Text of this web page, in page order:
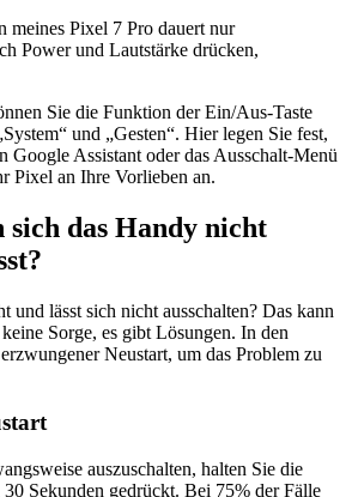
meines Pixel 7 Pro dauert nur
Power und Lautstärke drücken,
Sie die Funktion der Ein/Aus-Taste
und „Gesten“. Hier legen Sie fest,
Google Assistant oder das Ausschalt-Menü
Pixel an Ihre Vorlieben an.
sich das Handy nicht
und lässt sich nicht ausschalten? Das kann
Sorge, es gibt Lösungen. In den
Neustart, um das Problem zu
auszuschalten, halten Sie die
Sekunden gedrückt. Bei 75% der Fälle